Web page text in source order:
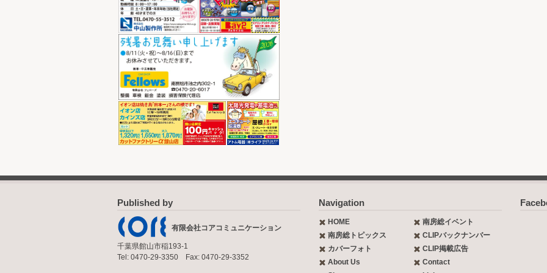
Published by
有限会社コアコミュニケーション
千葉県館山市稲193-1
Tel: 0470-29-3350 Fax: 0470-29-3352
Navigation
HOME
南房総イベント
南房総トピックス
CLIPバックナンバー
カバーフォト
CLIP掲載広告
About Us
Contact